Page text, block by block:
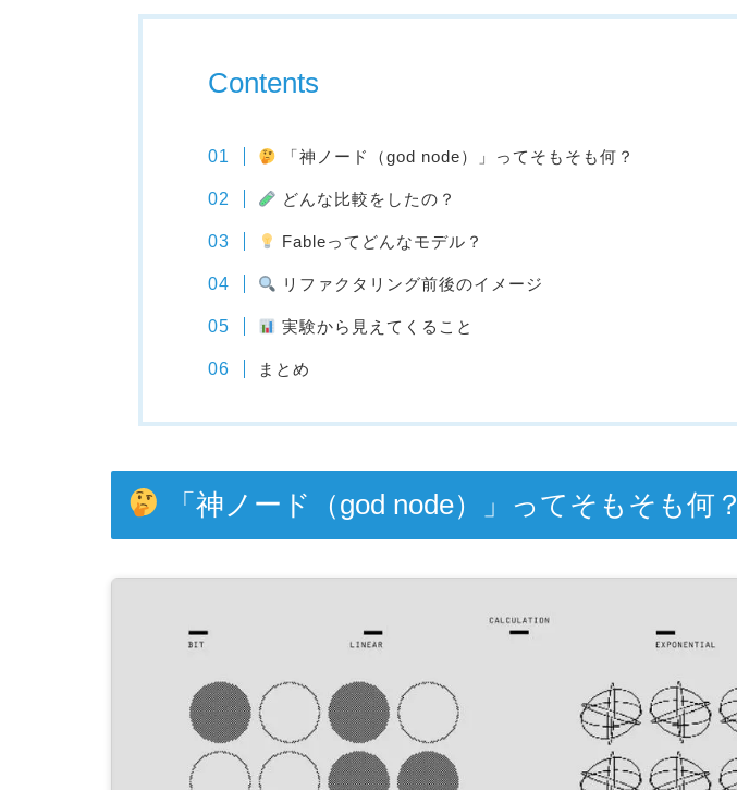
Contents
「神ノード（god node）」ってそもそも何？
どんな比較をしたの？
Fableってどんなモデル？
リファクタリング前後のイメージ
実験から見えてくること
まとめ
「神ノード（god node）」ってそもそも何？